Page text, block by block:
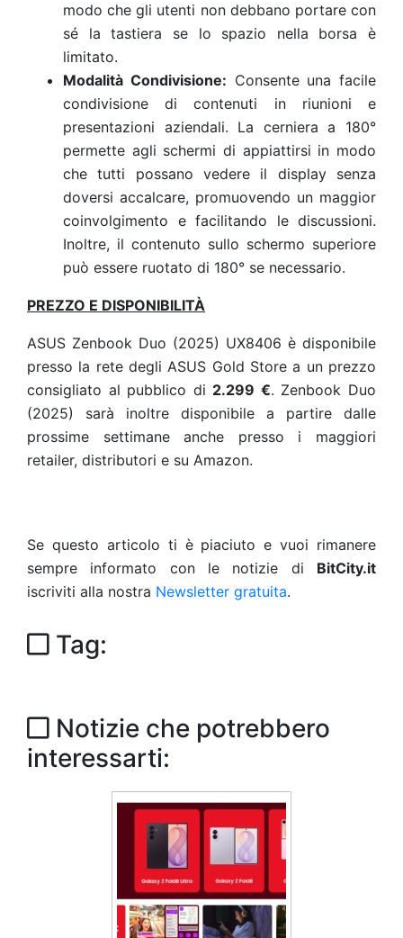
modo che gli utenti non debbano portare con
sé la tastiera se lo spazio nella borsa è
limitato.
Modalità Condivisione: Consente una facile
condivisione di contenuti in riunioni e
presentazioni aziendali. La cerniera a 180°
permette agli schermi di appiattirsi in modo
che tutti possano vedere il display senza
doversi accalcare, promuovendo un maggior
coinvolgimento e facilitando le discussioni.
Inoltre, il contenuto sullo schermo superiore
può essere ruotato di 180° se necessario.
PREZZO E DISPONIBILITÀ
ASUS Zenbook Duo (2025) UX8406 è disponibile
presso la rete degliASUS Gold Store a un prezzo
consigliato al pubblico di 2.299 €. Zenbook Duo
(2025) sarà inoltre disponibile a partire dalle
prossime settimane anche presso i maggiori
retailer, distributori e su Amazon.
Se questo articolo ti è piaciuto e vuoi rimanere
sempre informato con le notizie di BitCity.it
iscriviti alla nostra Newsletter gratuita.
Tag:
Notizie che potrebbero
interessarti: